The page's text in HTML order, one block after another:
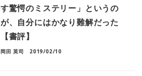
す驚愕のミステリー」というの
が、自分にはかなり難解だった
【書評】
岡田 英司 2019/02/10